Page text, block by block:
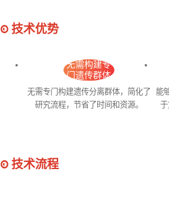
技术优势
无需构建专
门遗传群体
无需专门构建遗传分离群体，简化了
研究流程，节省了时间和资源。
能
于
技术流程